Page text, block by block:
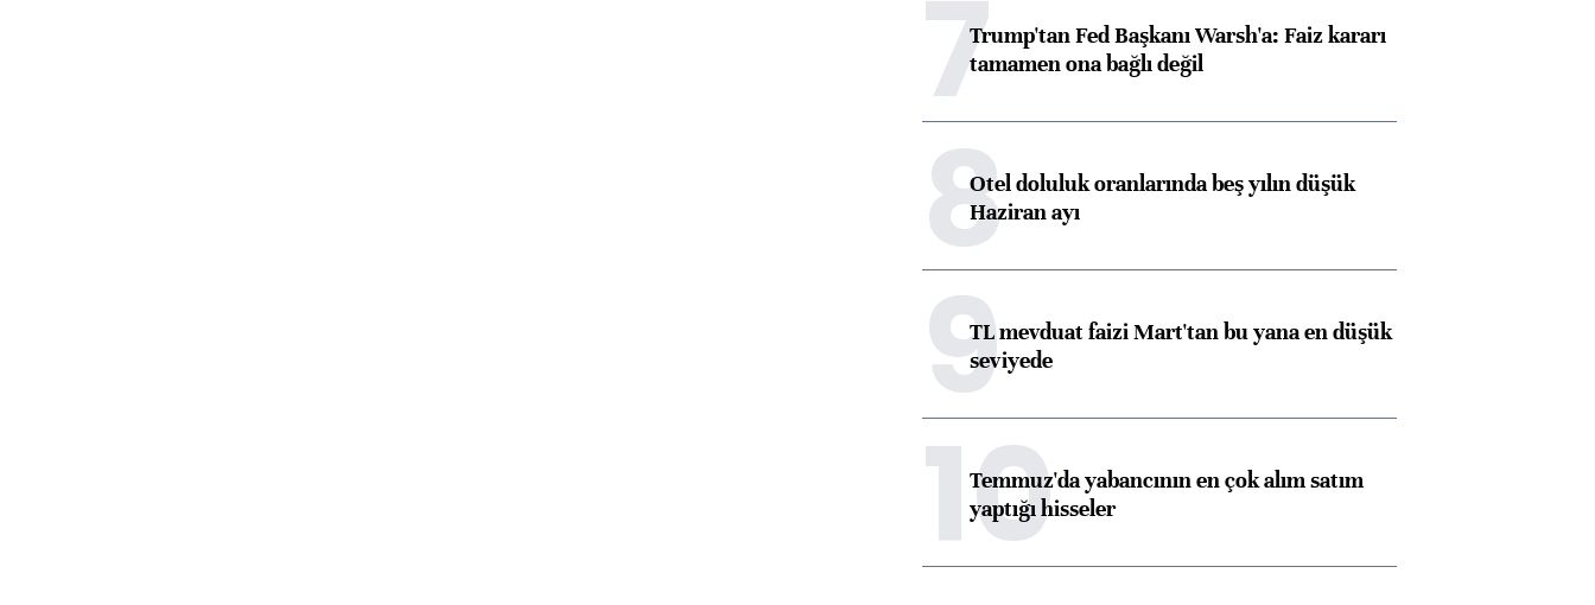
7Trump'tan Fed Başkanı Warsh'a: Faiz kararı
tamamen ona bağlı değil
8Otel doluluk oranlarında beş yılın düşük
Haziran ayı
9TL mevduat faizi Mart'tan bu yana en düşük
seviyede
10
Temmuz'da yabancının en çok alım satım
yaptığı hisseler